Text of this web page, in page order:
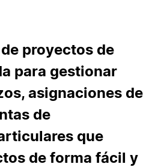
proyectos de
para gestionar
asignaciones de
de
que
de forma fácil y